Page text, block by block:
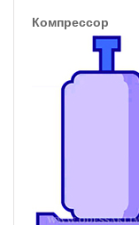
Компрессор